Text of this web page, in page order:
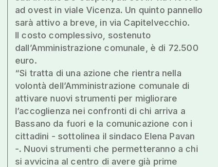
ad ovest in viale Vicenza. Un quinto pannello
sarà attivo a breve, in via Capitelvecchio.
Il costo complessivo, sostenuto
dall’Amministrazione comunale, è di 72.500
euro.
“Si tratta di una azione che rientra nella
volontà dell’Amministrazione comunale di
attivare nuovi strumenti per migliorare
l’accoglienza nei confronti di chi arriva a
Bassano da fuori e la comunicazione con i
cittadini - sottolinea il sindaco Elena Pavan
-. Nuovi strumenti che permetteranno a chi
si avvicina al centro di avere già prime